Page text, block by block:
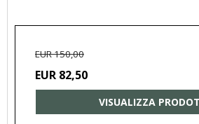
EUR 150,00
EUR 82,50
VISUALIZZA